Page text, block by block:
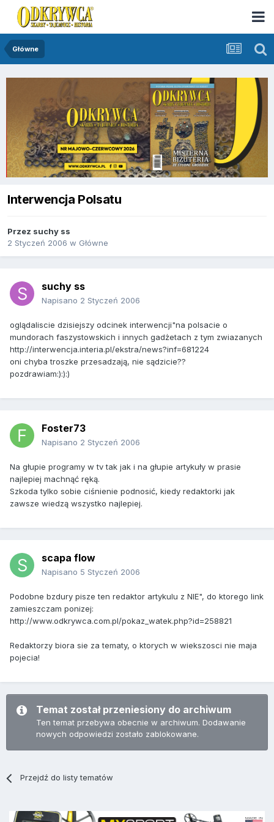
Główne
Interwencja Polsatu
Przez suchy ss
2 Styczeń 2006 w Główne
suchy ss
Napisano 2 Styczeń 2006
oglądaliscie dzisiejszy odcinek interwencji"na polsacie o
mundorach faszystowskich i innych gadżetach z tym zwiazanych
http://interwencja.interia.pl/ekstra/news?inf=681224
oni chyba troszke przesadzają, nie sądzicie??
pozdrawiam:):):)
Foster73
Napisano 2 Styczeń 2006
Na głupie programy w tv tak jak i na głupie artykuły w prasie
najlepiej machnąć ręką.
Szkoda tylko sobie ciśnienie podnosić, kiedy redaktorki jak
zawsze wiedzą wszystko najlepiej.
scapa flow
Napisano 5 Styczeń 2006
Podobne bzdury pisze ten redaktor artykulu z NIE", do ktorego link
zamieszczam ponizej:
http://www.odkrywca.com.pl/pokaz_watek.php?id=258821
Redaktorzy biora sie za tematy, o ktorych w wiekszosci nie maja
pojecia!
Temat został przeniesiony do archiwum
Ten temat przebywa obecnie w archiwum. Dodawanie
nowych odpowiedzi zostało zablokowane.
Przejdź do listy tematów